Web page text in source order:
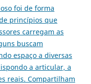
foi de forma
princípios que
carregam as
buscam
espaço a diversas
a articular, a
reais. Compartilham